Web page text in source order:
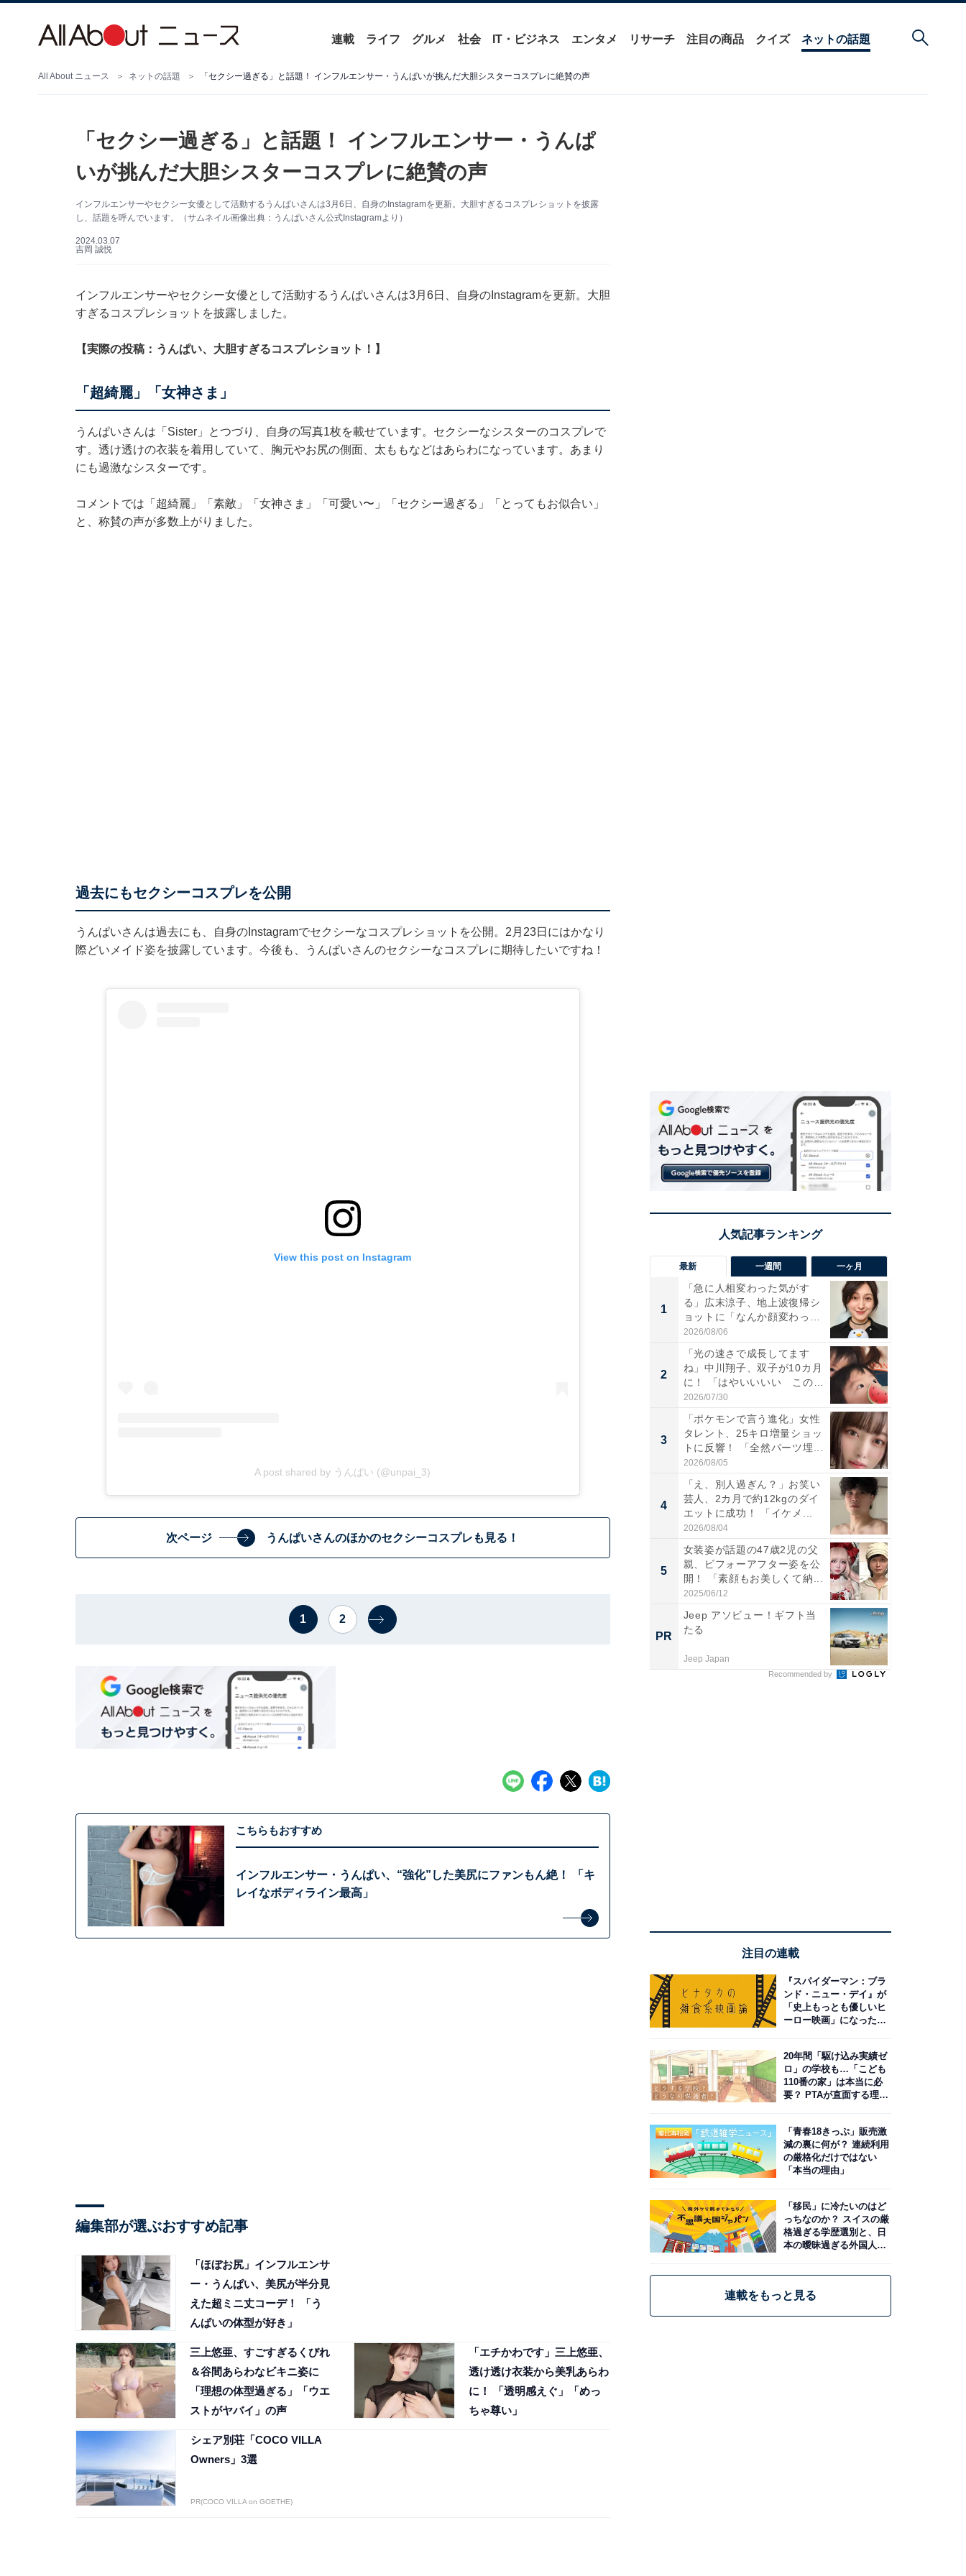
連載 ライフ グルメ 社会 IT・ビジネス エンタメ リサーチ 注目の商品 クイズ ネットの話題
All About ニュース ネットの話題 「セクシー過ぎる」と話題！ インフルエンサー・うんぱいが挑んだ大胆シスターコスプレに絶賛の声
「セクシー過ぎる」と話題！ インフルエンサー・うんぱ
いが挑んだ大胆シスターコスプレに絶賛の声
インフルエンサーやセクシー女優として活動するうんぱいさんは3月6日、自身のInstagramを更新。大胆すぎるコスプレショットを披露
し、話題を呼んでいます。（サムネイル画像出典：うんぱいさん公式Instagramより）
2024.03.07
吉岡 誠悦
インフルエンサーやセクシー女優として活動するうんぱいさんは3月6日、自身のInstagramを更新。大胆
すぎるコスプレショットを披露しました。
【実際の投稿：うんぱい、大胆すぎるコスプレショット！】
「超綺麗」「女神さま」
うんぱいさんは「Sister」とつづり、自身の写真1枚を載せています。セクシーなシスターのコスプレで
す。透け透けの衣装を着用していて、胸元やお尻の側面、太ももなどはあらわになっています。あまり
にも過激なシスターです。
コメントでは「超綺麗」「素敵」「女神さま」「可愛い〜」「セクシー過ぎる」「とってもお似合い」
と、称賛の声が多数上がりました。
過去にもセクシーコスプレを公開
うんぱいさんは過去にも、自身のInstagramでセクシーなコスプレショットを公開。2月23日にはかなり
際どいメイド姿を披露しています。今後も、うんぱいさんのセクシーなコスプレに期待したいですね！
View this post on Instagram
A post shared by うんぱい (@unpai_3)
次ページ うんぱいさんのほかのセクシーコスプレも見る！
1 2
こちらもおすすめ
インフルエンサー・うんぱい、“強化”した美尻にファンもん絶！ 「キ
レイなボディライン最高」
編集部が選ぶおすすめ記事
「ほぼお尻」インフルエンサ
ー・うんぱい、美尻が半分見
えた超ミニ丈コーデ！ 「う
んぱいの体型が好き」
三上悠亜、すごすぎるくびれ
＆谷間あらわなビキニ姿に
「理想の体型過ぎる」「ウエ
ストがヤバイ」の声
「エチかわです」三上悠亜、
透け透け衣装から美乳あらわ
に！ 「透明感えぐ」「めっ
ちゃ尊い」
シェア別荘「COCO VILLA
Owners」3選
PR(COCO VILLA on GOETHE)
最新 一週間 一ヶ月
1
「急に人相変わった気がす
る」広末涼子、地上波復帰シ
ョットに「なんか顔変わっ
た」の...
2026/08/06
2
「光の速さで成長してます
ね」中川翔子、双子が10カ月
に！ 「はやいいいい この
前...
2026/07/30
3
「ポケモンで言う進化」女性
タレント、25キロ増量ショッ
トに反響！ 「全然パーツ埋...
2026/08/05
4
「え、別人過ぎん？」お笑い
芸人、2カ月で約12kgのダイ
エットに成功！ 「イケメ...
2026/08/04
5
女装姿が話題の47歳2児の父
親、ビフォーアフター姿を公
開！ 「素顔もお美しくて納...
2025/06/12
PR
Jeep アソビュー！ギフト当
たる
Jeep Japan
Recommended by
注目の連載
『スパイダーマン：ブラ
ンド・ニュー・デイ』が
「史上もっとも優しいヒ
ーロー映画」になった理
20年間「駆け込み実績ゼ
ロ」の学校も…「こども
110番の家」は本当に必
要？ PTAが直面する理想
「青春18きっぷ」販売激
減の裏に何が？ 連続利用
の厳格化だけではない
「本当の理由」
「移民」に冷たいのはど
っちなのか？ スイスの厳
格過ぎる学歴選別と、日
本の曖昧過ぎる外国人政
連載をもっと見る